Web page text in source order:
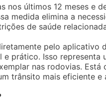
nos últimos 12 meses e
medida elimina a
de saúde
pelo aplicativo
prático. Isso representa
nas rodovias. Está
trânsito mais eficiente e